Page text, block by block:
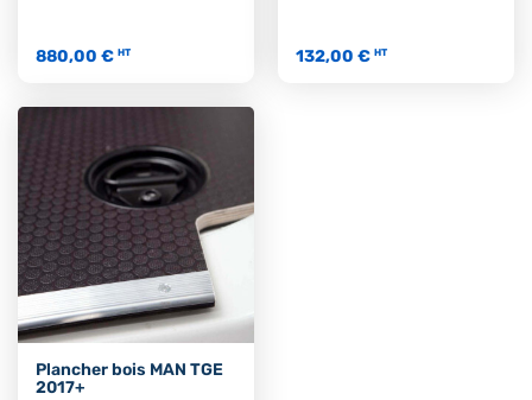
880,00 € HT 132,00 € HT
Plancher bois MAN TGE
2017+